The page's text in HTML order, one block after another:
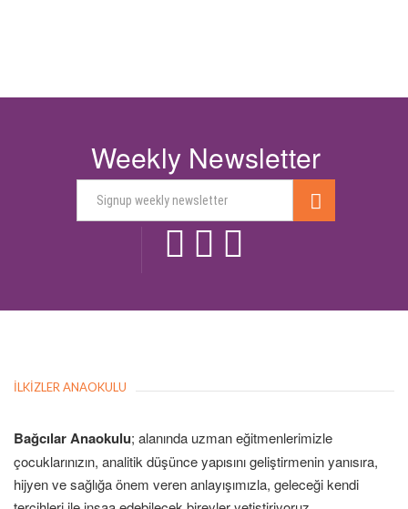
Weekly Newsletter
İLKIZLER ANAOKULU
Bağcılar Anaokulu; alanında uzman eğitmenlerimizle
çocuklarınızın, analitik düşünce yapısını geliştirmenin yanısıra,
hijyen ve sağlığa önem veren anlayışımızla, geleceği kendi